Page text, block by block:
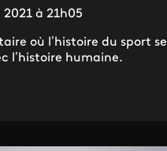
2021 à 21h05
où l’histoire du sport se
l’histoire humaine.